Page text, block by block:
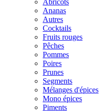
Abricots
Ananas
Autres
Cocktails
Fruits rouges
Pêches
Pommes
Poires
Prunes
Segments
Mélanges d'épices
Mono épices
Piments